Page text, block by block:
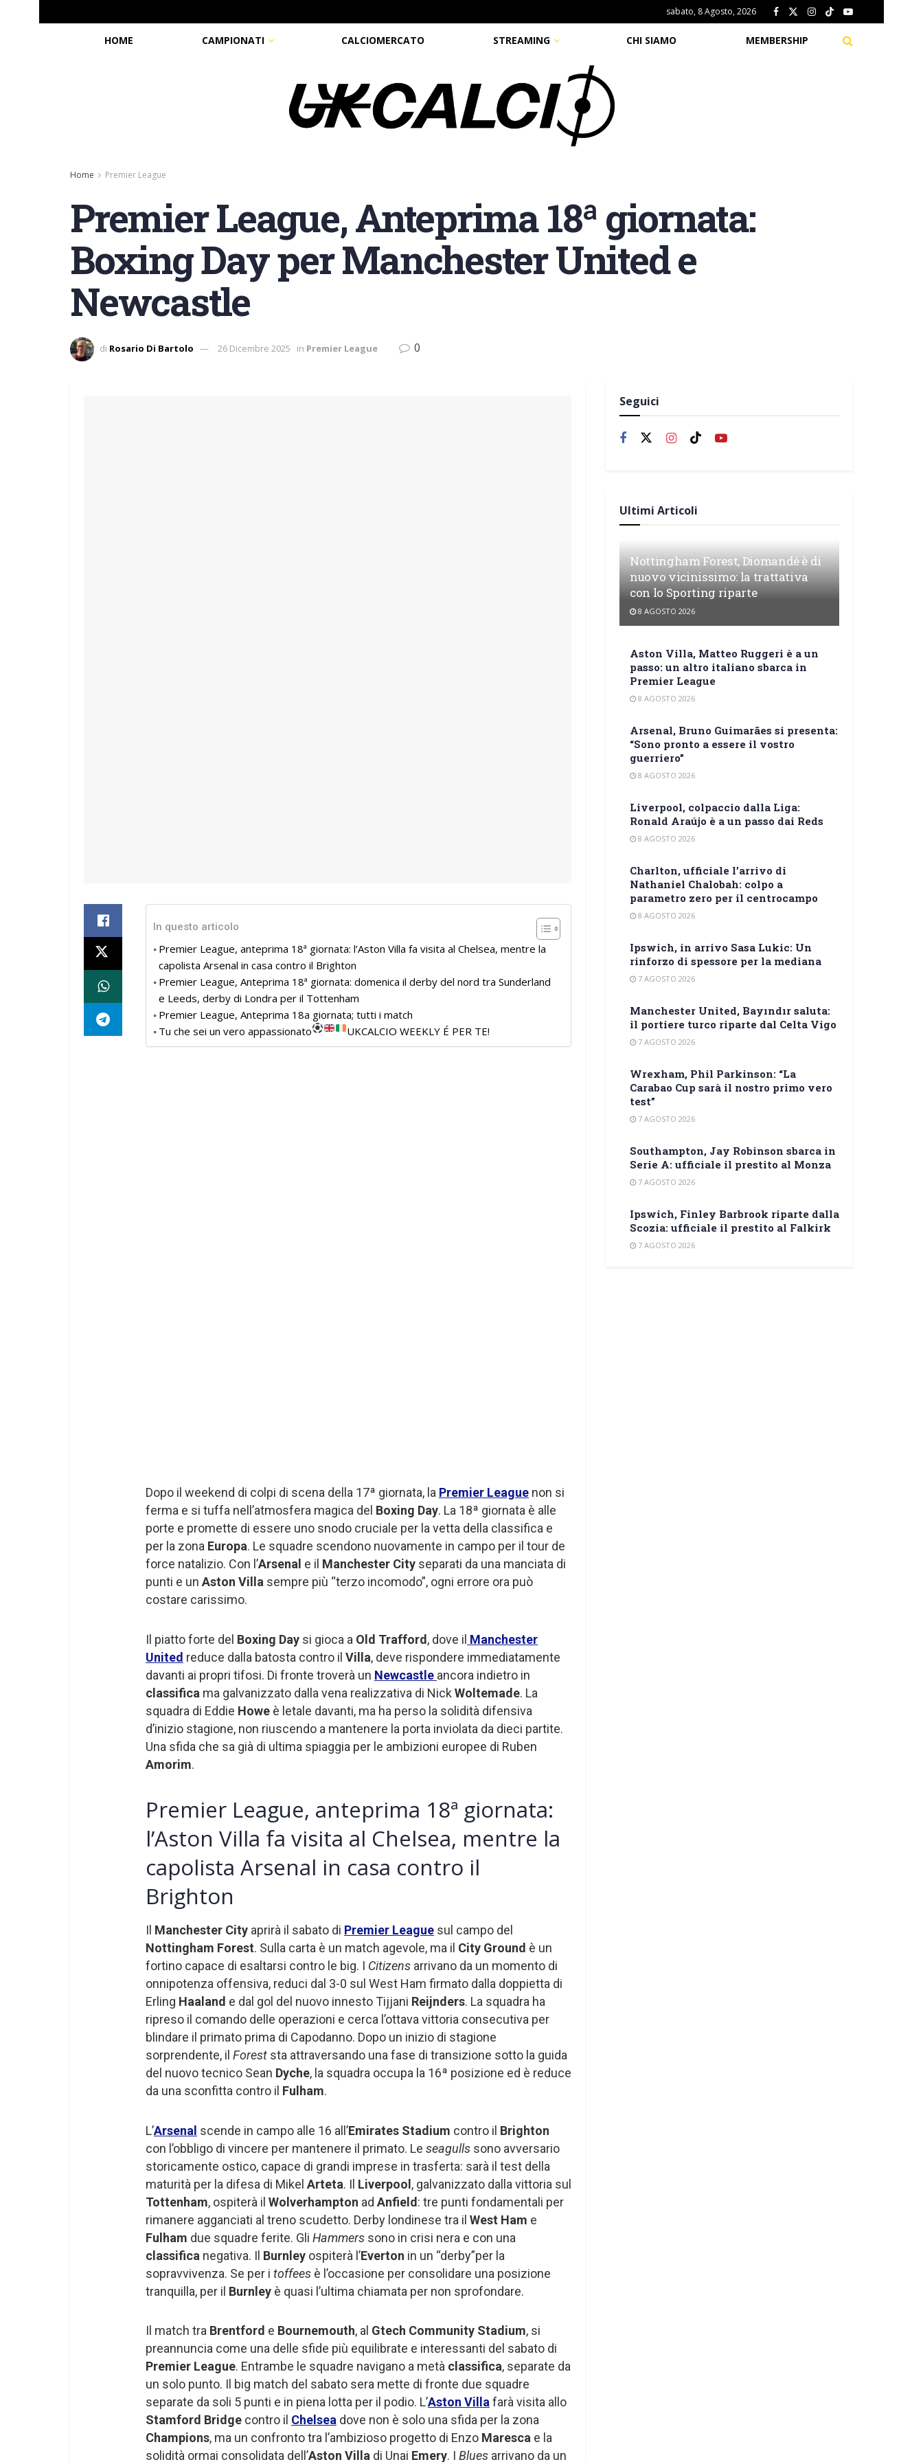
sabato, 8 Agosto, 2026
HOME CAMPIONATI CALCIOMERCATO STREAMING CHI SIAMO MEMBERSHIP
Home Premier League
Premier League, Anteprima 18ª giornata:
Boxing Day per Manchester United e
Newcastle
di Rosario Di Bartolo 26 Dicembre 2025 in Premier League 0
In questo articolo
Premier League, anteprima 18ª giornata: l’Aston Villa fa visita al Chelsea, mentre la
capolista Arsenal in casa contro il Brighton
Premier League, Anteprima 18ª giornata: domenica il derby del nord tra Sunderland
e Leeds, derby di Londra per il Tottenham
Premier League, Anteprima 18a giornata; tutti i match
Tu che sei un vero appassionato
UKCALCIO WEEKLY É PER TE!
Dopo il weekend di colpi di scena della 17ª giornata, la Premier League non si
ferma e si tuffa nell’atmosfera magica del Boxing Day. La 18ª giornata è alle
porte e promette di essere uno snodo cruciale per la vetta della classifica e
per la zona Europa. Le squadre scendono nuovamente in campo per il tour de
force natalizio. Con l’Arsenal e il Manchester City separati da una manciata di
punti e un Aston Villa sempre più “terzo incomodo”, ogni errore ora può
costare carissimo.
Il piatto forte del Boxing Day si gioca a Old Trafford , dove il Manchester
United reduce dalla batosta contro il Villa, deve rispondere immediatamente
davanti ai propri tifosi. Di fronte troverà un Newcastle ancora indietro in
classifica ma galvanizzato dalla vena realizzativa di Nick Woltemade. La
squadra di Eddie Howe è letale davanti, ma ha perso la solidità difensiva
d’inizio stagione, non riuscendo a mantenere la porta inviolata da dieci partite.
Una sfida che sa già di ultima spiaggia per le ambizioni europee di Ruben
Amorim.
Premier League, anteprima 18ª giornata:
l’Aston Villa fa visita al Chelsea, mentre la
capolista Arsenal in casa contro il
Brighton
Il Manchester City aprirà il sabato di Premier League sul campo del
Nottingham Forest. Sulla carta è un match agevole, ma il City Ground è un
fortino capace di esaltarsi contro le big. I Citizens arrivano da un momento di
onnipotenza offensiva, reduci dal 3-0 sul West Ham firmato dalla doppietta di
Erling Haaland e dal gol del nuovo innesto Tijjani Reijnders. La squadra ha
ripreso il comando delle operazioni e cerca l’ottava vittoria consecutiva per
blindare il primato prima di Capodanno. Dopo un inizio di stagione
sorprendente, il Forest sta attraversando una fase di transizione sotto la guida
del nuovo tecnico Sean Dyche, la squadra occupa la 16ª posizione ed è reduce
da una sconfitta contro il Fulham.
L’Arsenal scende in campo alle 16 all’Emirates Stadium contro il Brighton
con l’obbligo di vincere per mantenere il primato. Le seagulls sono avversario
storicamente ostico, capace di grandi imprese in trasferta: sarà il test della
maturità per la difesa di Mikel Arteta. Il Liverpool, galvanizzato dalla vittoria sul
Tottenham, ospiterà il Wolverhampton ad Anfield: tre punti fondamentali per
rimanere agganciati al treno scudetto. Derby londinese tra il West Ham e
Fulham due squadre ferite. Gli Hammers sono in crisi nera e con una
classifica negativa. Il Burnley ospiterà l’Everton in un “derby”per la
sopravvivenza. Se per i toffees è l’occasione per consolidare una posizione
tranquilla, per il Burnley è quasi l’ultima chiamata per non sprofondare.
Il match tra Brentford e Bournemouth, al Gtech Community Stadium, si
preannuncia come una delle sfide più equilibrate e interessanti del sabato di
Premier League. Entrambe le squadre navigano a metà classifica, separate da
un solo punto. Il big match del sabato sera mette di fronte due squadre
separate da soli 5 punti e in piena lotta per il podio. L’Aston Villa farà visita allo
Stamford Bridge contro il Chelsea dove non è solo una sfida per la zona
Champions, ma un confronto tra l’ambizioso progetto di Enzo Maresca e la
solidità ormai consolidata dell’Aston Villa di Unai Emery. I Blues arrivano da un
Seguici
Ultimi Articoli
Nottingham Forest, Diomandé è di
nuovo vicinissimo: la trattativa
con lo Sporting riparte
8 AGOSTO 2026
Aston Villa, Matteo Ruggeri è a un
passo: un altro italiano sbarca in
Premier League
8 AGOSTO 2026
Arsenal, Bruno Guimarães si presenta:
“Sono pronto a essere il vostro
guerriero”
8 AGOSTO 2026
Liverpool, colpaccio dalla Liga:
Ronald Araújo è a un passo dai Reds
8 AGOSTO 2026
Charlton, ufficiale l’arrivo di
Nathaniel Chalobah: colpo a
parametro zero per il centrocampo
8 AGOSTO 2026
Ipswich, in arrivo Sasa Lukic: Un
rinforzo di spessore per la mediana
7 AGOSTO 2026
Manchester United, Bayındır saluta:
il portiere turco riparte dal Celta Vigo
7 AGOSTO 2026
Wrexham, Phil Parkinson: “La
Carabao Cup sarà il nostro primo vero
test”
7 AGOSTO 2026
Southampton, Jay Robinson sbarca in
Serie A: ufficiale il prestito al Monza
7 AGOSTO 2026
Ipswich, Finley Barbrook riparte dalla
Scozia: ufficiale il prestito al Falkirk
7 AGOSTO 2026